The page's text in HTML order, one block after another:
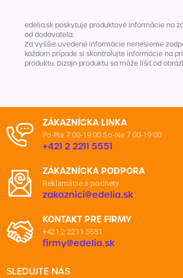
edelia.sk poskytuje produktové informácie na
od dodávateľa.
Za vyššie uvedené informácie nenesieme
každom prípade si skontrolujte informácie na
produktu. Dizajn produktu sa môže líšiť od
ZÁKAZNÍCKA LINKA
Po-Pia 7:00-19:00 So-Ne 7:00-19:00
+421 2 2211 5551
ZÁKAZNÍCKA PODPORA
Reklamácie a podnety
zakaznici@edelia.sk
KONTAKT PRE FIRMY
+421 2 2211 5551
firmy@edelia.sk
SLEDUJTE NÁS